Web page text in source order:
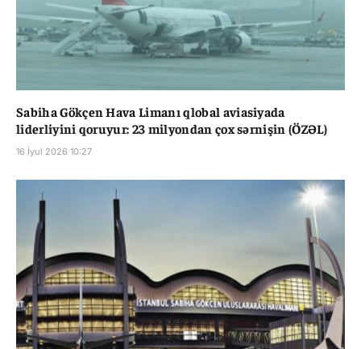
Sabiha Gökçen Hava Limanı qlobal aviasiyada
liderliyini qoruyur: 23 milyondan çox sərnişin (ÖZƏL)
16 İyul 2026 10:27